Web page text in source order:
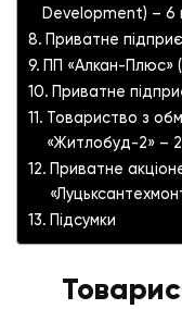
Development) – 6
Приватне
ПП «Алкан-Плюс»
Приватне
Товариство з
«Житлобуд-2» – 2
Приватне
Підсумки